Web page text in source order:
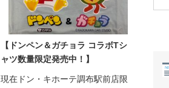
【ドンペン＆ガチョラ コラボTシ
ャツ数量限定発売中！】
現在ドン・キホーテ調布駅前店限